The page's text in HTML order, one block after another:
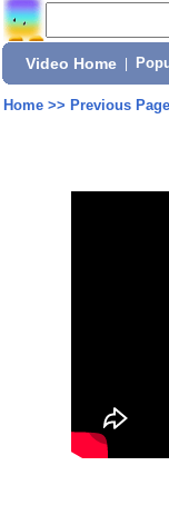
Video Home
Home>> Previous Page